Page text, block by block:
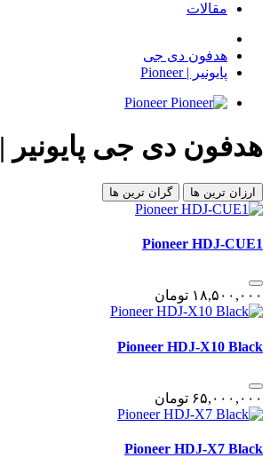
مقالات
هدفون دی جی
پایونیر | Pioneer
Pioneer
هدفون دی جی پایونیر | Pioneer DJ Headphone
ارزان ترین ها گران ترین ها
Pioneer HDJ-CUE1
١٨,۵٠٠,٠٠٠ تومان
Pioneer HDJ-X10 Black
۶۵,٠٠٠,٠٠٠ تومان
Pioneer HDJ-X7 Black